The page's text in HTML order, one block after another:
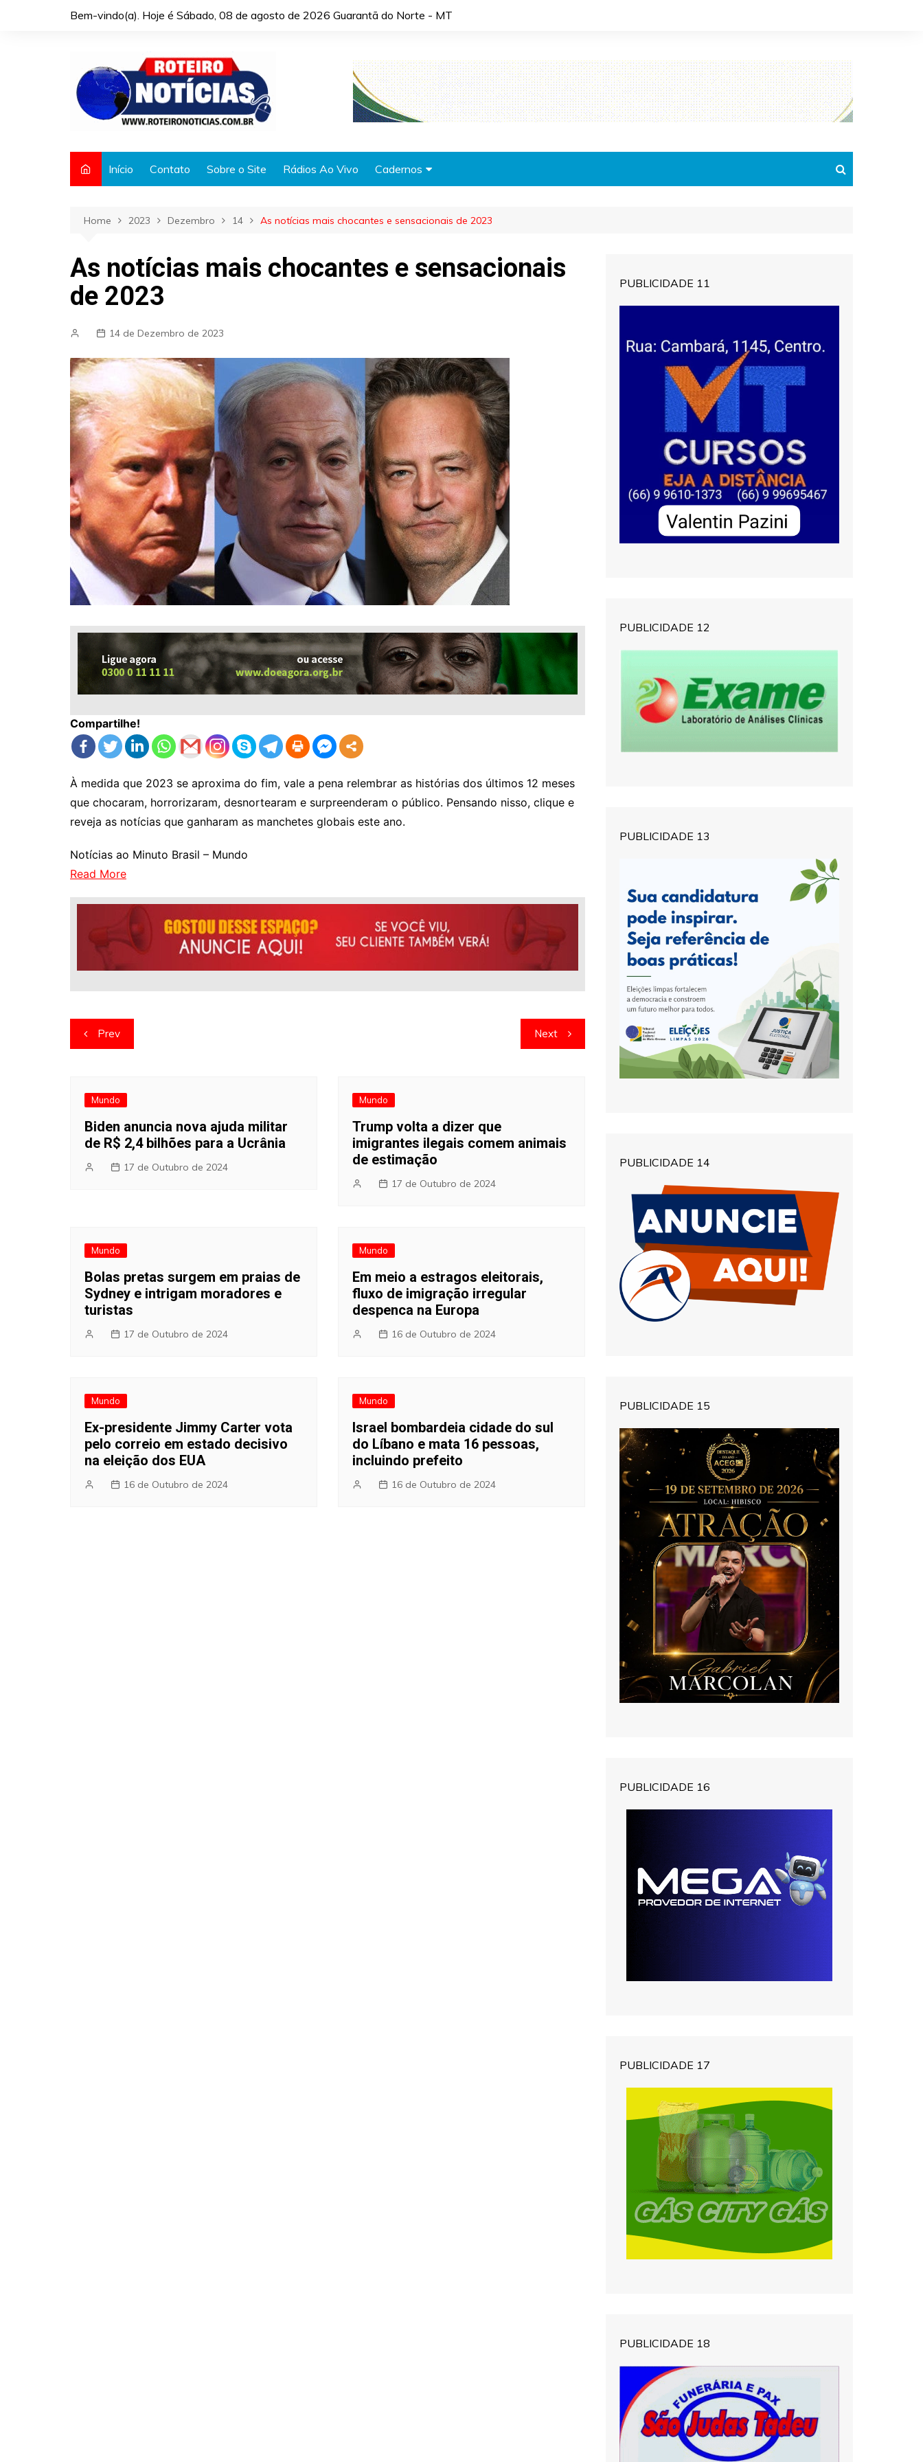
Bem-vindo(a). Hoje é Sábado, 08 de agosto de 2026 Guarantã do Norte - MT
Início Contato Sobre o Site Rádios Ao Vivo Cadernos
Automóveis
Cidades
Fama e TV
Justiça
Mundo
Política
Saúde
Home 2023 Dezembro 14 As notícias mais chocantes e sensacionais de 2023
As notícias mais chocantes e sensacionais
de 2023
14 de Dezembro de 2023
Compartilhe!
À medida que 2023 se aproxima do fim, vale a pena relembrar as histórias dos últimos 12 meses
que chocaram, horrorizaram, desnortearam e surpreenderam o público. Pensando nisso, clique e
reveja as notícias que ganharam as manchetes globais este ano.
Notícias ao Minuto Brasil – Mundo
Read More
Navegação
de
Prev Next
Mundo
Biden anuncia nova ajuda militar
de R$ 2,4 bilhões para a Ucrânia
17 de Outubro de 2024
Mundo
Trump volta a dizer que
imigrantes ilegais comem animais
de estimação
17 de Outubro de 2024
Mundo
Bolas pretas surgem em praias de
Sydney e intrigam moradores e
turistas
17 de Outubro de 2024
Mundo
Em meio a estragos eleitorais,
fluxo de imigração irregular
despenca na Europa
16 de Outubro de 2024
Mundo
Ex-presidente Jimmy Carter vota
pelo correio em estado decisivo
na eleição dos EUA
16 de Outubro de 2024
Mundo
Israel bombardeia cidade do sul
do Líbano e mata 16 pessoas,
incluindo prefeito
16 de Outubro de 2024
PUBLICIDADE 11
PUBLICIDADE 12
PUBLICIDADE 13
PUBLICIDADE 14
PUBLICIDADE 15
PUBLICIDADE 16
PUBLICIDADE 17
PUBLICIDADE 18